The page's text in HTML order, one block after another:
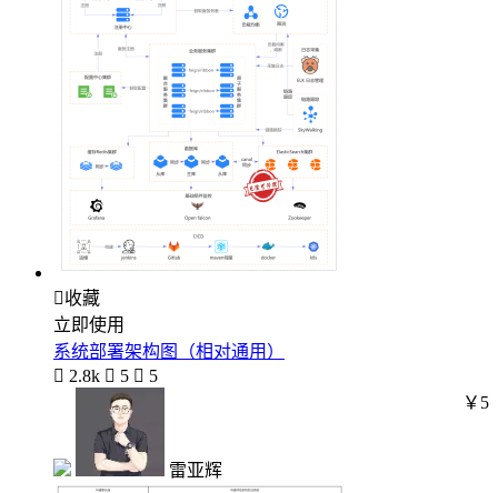
收藏
立即使用
系统部署架构图（相对通用）
 2.8k  5  5
雷亚辉
￥5